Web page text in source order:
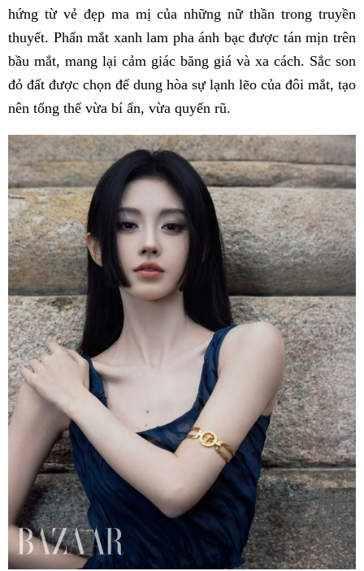
hứng từ vẻ đẹp ma mị của những nữ thần trong truyền
thuyết. Phấn mắt xanh lam pha ánh bạc được tán mịn trên
bầu mắt, mang lại cảm giác băng giá và xa cách. Sắc son
đỏ đất được chọn để dung hòa sự lạnh lẽo của đôi mắt, tạo
nên tổng thể vừa bí ẩn, vừa quyến rũ.